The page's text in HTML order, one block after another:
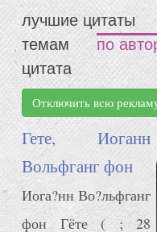
лучшие цитаты
темам
по
цитата
Отключить всю
Гете, Иоганн
Вольфганг фон
Иога?нн Во?льфганг
фон Гёте ( ; 28